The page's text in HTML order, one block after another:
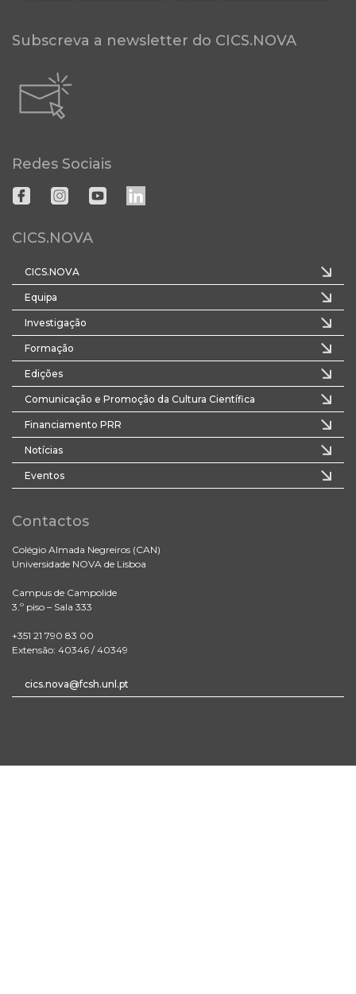
Subscreva a newsletter do CICS.NOVA
Redes Sociais
CICS.NOVA
CICS.NOVA
Equipa
Investigação
Formação
Edições
Comunicação e Promoção da Cultura Científica
Financiamento PRR
Notícias
Eventos
Contactos
Colégio Almada Negreiros (CAN)
Universidade NOVA de Lisboa
Campus de Campolide
3.º piso – Sala 333
+351 21 790 83 00
Extensão: 40346 / 40349
cics.nova@fcsh.unl.pt